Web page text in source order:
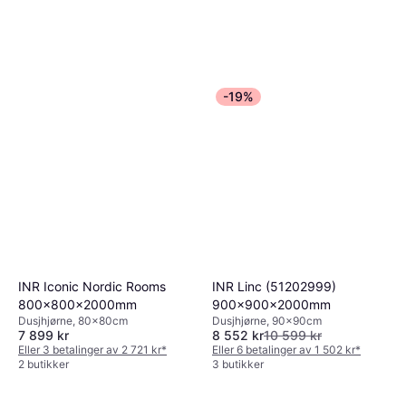
INR Iconic Nordic Rooms
800x800x2000mm
Dusjhjørne, 80x80cm
7 899 kr
Eller 3 betalinger av 2 721 kr*
2 butikker
-19%
INR Linc (51202999)
900x900x2000mm
Dusjhjørne, 90x90cm
8 552 kr10 599 kr
Eller 6 betalinger av 1 502 kr*
3 butikker